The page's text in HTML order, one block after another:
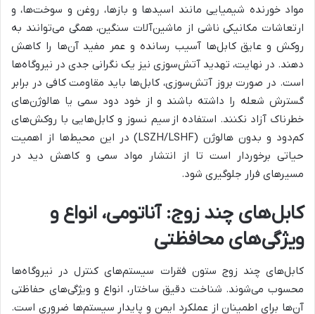
مواد خورنده شیمیایی مانند اسیدها و بازها، روغن و سوخت‌ها، و
ارتعاشات مکانیکی ناشی از ماشین‌آلات سنگین، همگی می‌توانند به
روکش و عایق کابل‌ها آسیب رسانده و عمر مفید آن‌ها را کاهش
دهند. در نهایت، تهدید آتش‌سوزی نیز یک نگرانی جدی در نیروگاه‌ها
است. در صورت بروز آتش‌سوزی، کابل‌ها باید مقاومت کافی در برابر
گسترش شعله را داشته باشند و از خود دود سمی یا هالوژن‌های
خطرناک آزاد نکنند. استفاده از سیم نسوز و کابل‌هایی با روکش‌های
کم‌دود و بدون هالوژن (LSZH/LSHF) در این محیط‌ها از اهمیت
حیاتی برخوردار است تا از انتشار مواد سمی و کاهش دید در
مسیرهای فرار جلوگیری شود.
کابل‌های چند زوج: آناتومی، انواع و
ویژگی‌های محافظتی
کابل‌های چند زوج ستون فقرات سیستم‌های کنترل در نیروگاه‌ها
محسوب می‌شوند. شناخت دقیق ساختار، انواع و ویژگی‌های حفاظتی
آن‌ها برای اطمینان از عملکرد ایمن و پایدار سیستم‌ها ضروری است.